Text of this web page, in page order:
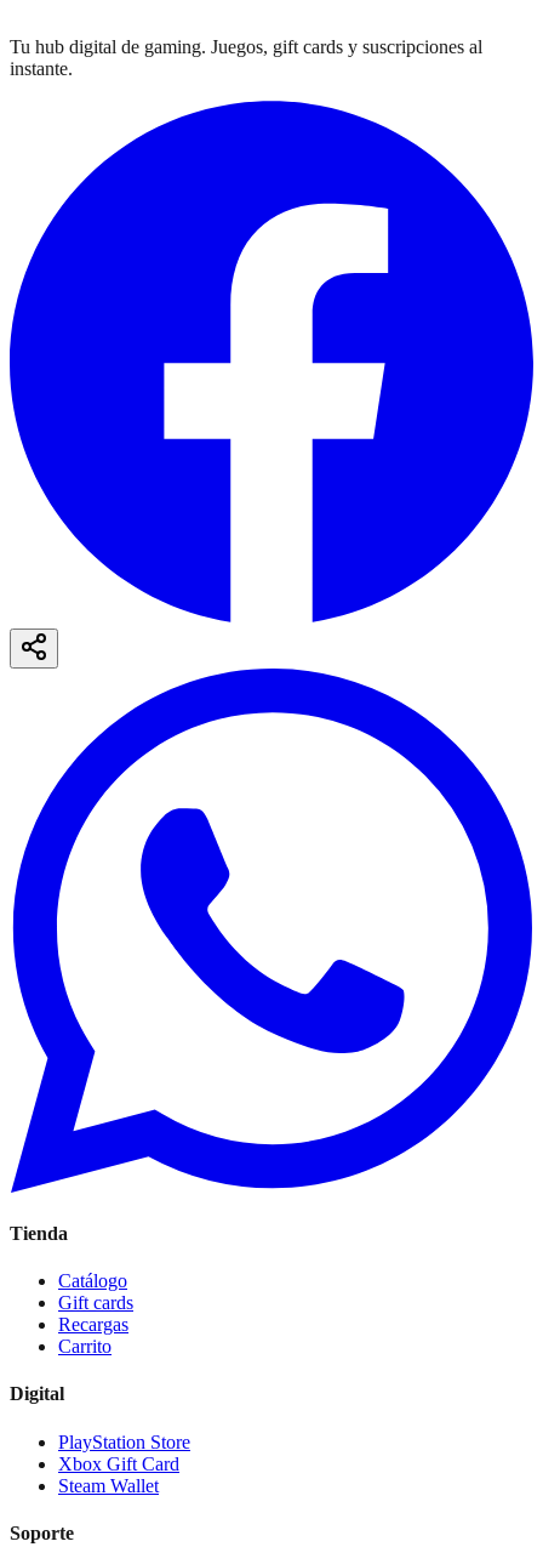
Tu hub digital de gaming. Juegos, gift cards y suscripciones al
instante.
Tienda
Catálogo
Gift cards
Recargas
Carrito
Digital
PlayStation Store
Xbox Gift Card
Steam Wallet
Soporte